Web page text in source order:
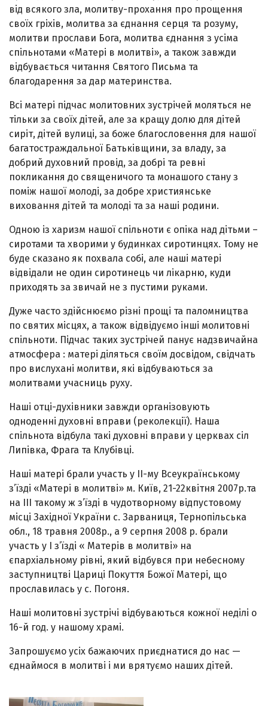
від всякого зла, молитву-прохання про прощення
своїх гріхів, молитва за єднання серця та розуму,
молитви прослави Бога, молитва єднання з усіма
спільнотами «Матері в молитві», а також завжди
відбувається читання Святого Письма та
благодарення за дар материнства.
Всі матері підчас молитовних зустрічей моляться не
тільки за своїх дітей, але за кращу долю для дітей
сиріт, дітей вулиці, за боже благословення для нашої
багатостраждальної Батьківщини, за владу, за
добрий духовний провід, за добрі та ревні
покликання до священичого та монашого стану з
поміж нашої молоді, за добре християнське
виховання дітей та молоді та за наші родини.
Одною із харизм нашої спільноти є опіка над дітьми –
сиротами та хворими у будинках сиротинцях. Тому не
буде сказано як похвала собі, але наші матері
відвідали не один сиротинець чи лікарню, куди
приходять за звичай не з пустими руками.
Дуже часто здійснюємо різні прощі та паломництва
по святих місцях, а також відвідуємо інші молитовні
спільноти. Підчас таких зустрічей панує надзвичайна
атмосфера : матері діляться своїм досвідом, свідчать
про вислухані молитви, які відбуваються за
молитвами учасниць руху.
Наші отці-духівники завжди організовують
одноденні духовні вправи (реколекції). Наша
спільнота відбула такі духовні вправи у церквах сіл
Липівка, Фрага та Клубівці.
Наші матері брали участь у ІІ-му Всеукраїнському
з’їзді «Матері в молитві» м. Київ, 21-22квітня 2007р.та
на ІІІ такому ж з’їзді в чудотворному відпустовому
місці Західної України с. Зарваниця, Тернопільська
обл., 18 травня 2008р., а 9 серпня 2008 р. брали
участь у І з’їзді « Матерів в молитві» на
єпархіальному рівні, який відбувся при небесному
заступництві Цариці Покуття Божої Матері, що
прославилась у с. Погоня.
Наші молитовні зустрічі відбуваються кожної неділі о
16-й год. у нашому храмі.
Запрошуємо усіх бажаючих приєднатися до нас —
єднаймося в молитві і ми врятуємо наших дітей.